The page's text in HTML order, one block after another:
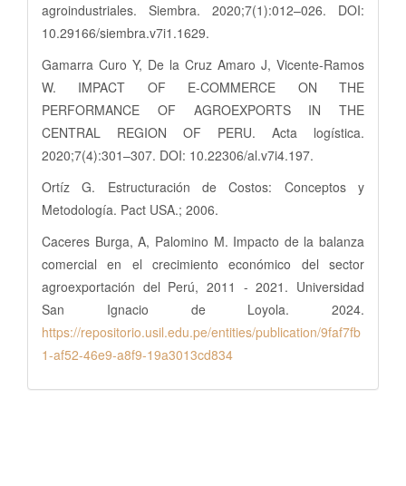
agroindustriales. Siembra. 2020;7(1):012–026. DOI:
10.29166/siembra.v7i1.1629.
Gamarra Curo Y, De la Cruz Amaro J, Vicente-Ramos
W. IMPACT OF E-COMMERCE ON THE
PERFORMANCE OF AGROEXPORTS IN THE
CENTRAL REGION OF PERU. Acta logística.
2020;7(4):301–307. DOI: 10.22306/al.v7i4.197.
Ortíz G. Estructuración de Costos: Conceptos y
Metodología. Pact USA.; 2006.
Caceres Burga, A, Palomino M. Impacto de la balanza
comercial en el crecimiento económico del sector
agroexportación del Perú, 2011 - 2021. Universidad
San Ignacio de Loyola. 2024.
https://repositorio.usil.edu.pe/entities/publication/9faf7fb
1-af52-46e9-a8f9-19a3013cd834